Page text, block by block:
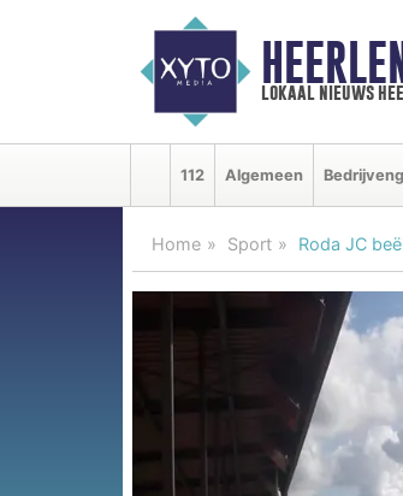
lokaal nieuws
112 Algemeen
Home Sport Roda JC